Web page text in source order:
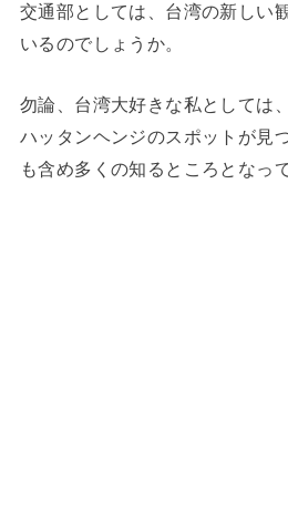
交通部としては、台湾の新しい
いるのでしょうか。
勿論、台湾大好きな私としては
ハッタンヘンジのスポットが見
も含め多くの知るところとなっ